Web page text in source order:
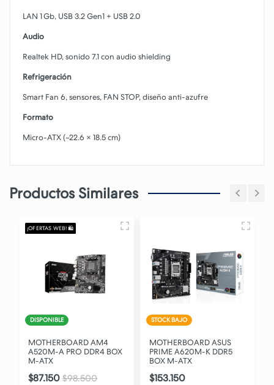
LAN 1 Gb, USB 3.2 Gen1 + USB 2.0
Audio
Realtek HD, sonido 7.1 con audio shielding
Refrigeración
Smart Fan 6, sensores, FAN STOP, diseño anti‑azufre
Formato
Micro‑ATX (~22.6 × 18.5 cm)
Productos Similares
¡OFERTAS WEB! 🛍️
DISPONIBLE
MOTHERBOARD AM4
A520M-A PRO DDR4 BOX
M-ATX
$87.150 $98.500
STOCK BAJO
MOTHERBOARD ASUS
PRIME A620M-K DDR5
BOX M-ATX
$153.150